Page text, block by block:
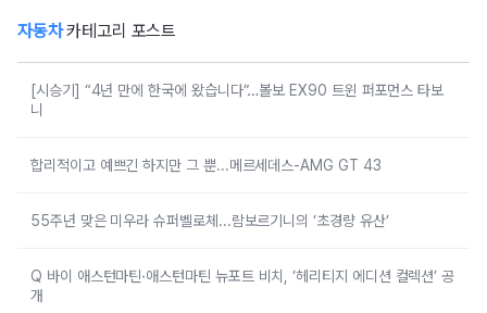
자동차카테고리 포스트
[시승기] “4년 만에 한국에 왔습니다”…볼보 EX90 트윈 퍼포먼스 타보
니
합리적이고 예쁘긴 하지만 그 뿐...메르세데스-AMG GT 43
55주년 맞은 미우라 슈퍼벨로체...람보르기니의 ‘초경량 유산’
Q 바이 애스턴마틴·애스턴마틴 뉴포트 비치, ‘헤리티지 에디션 컬렉션’ 공
개